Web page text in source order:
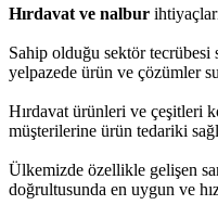
Hırdavat ve nalbur
Sahip olduğu sektör
yelpazede ürün ve çözümler
Hırdavat ürünleri ve çeşitleri
müşterilerine ürün tedariki
Ülkemizde özellikle gelişen
doğrultusunda en uygun ve